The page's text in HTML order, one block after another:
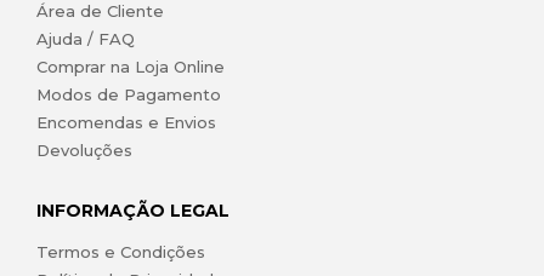
Área de Cliente
Ajuda / FAQ
Comprar na Loja Online
Modos de Pagamento
Encomendas e Envios
Devoluções
INFORMAÇÃO LEGAL
Termos e Condições